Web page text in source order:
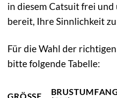
in diesem Catsuit frei
bereit, Ihre Sinnlichkeit
Für die Wahl der
bitte folgende Tabelle: